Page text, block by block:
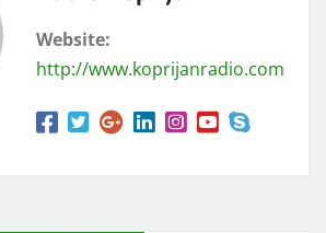
Website:
http://www.koprijanradio.com